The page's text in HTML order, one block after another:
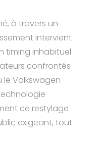
à travers un
intervient
timing inhabituel
confrontés
le Volkswagen
ce restylage
exigeant, tout